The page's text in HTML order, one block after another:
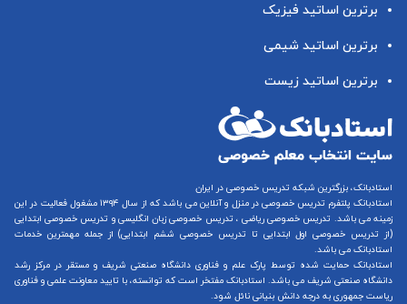
برترین اساتید فیزیک
برترین اساتید شیمی
برترین اساتید زیست
استادبانک، بزرگترین شبکه تدریس خصوصی در ایران
استادبانک پلتفرم تدریس خصوصی در منزل و آنلاین
می باشد که از سال ۱۳۹۴ مشغول فعالیت در این
زمینه می باشد. تدریس خصوصی ریاضی ، تدریس خصوصی زبان انگلیسیو تدریس خصوصی ابتدایی
(از تدریس خصوصی اول ابتدایی تا تدریس خصوصی ششم ابتدایی) از جمله مهمترین خدمات
استادبانک می باشد.
استادبانک حمایت شده توسط پارک علم و فناوری دانشگاه صنعتی شریف و مستقر در مرکز رشد
دانشگاه صنعتی شریف می باشد. استادبانک مفتخر است که توانسته، با تایید معاونت علمی و فناوری
ریاست جمهوری به درجه دانش بنیانی نائل شود.